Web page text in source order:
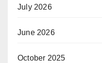
July 2026
June 2026
October 2025